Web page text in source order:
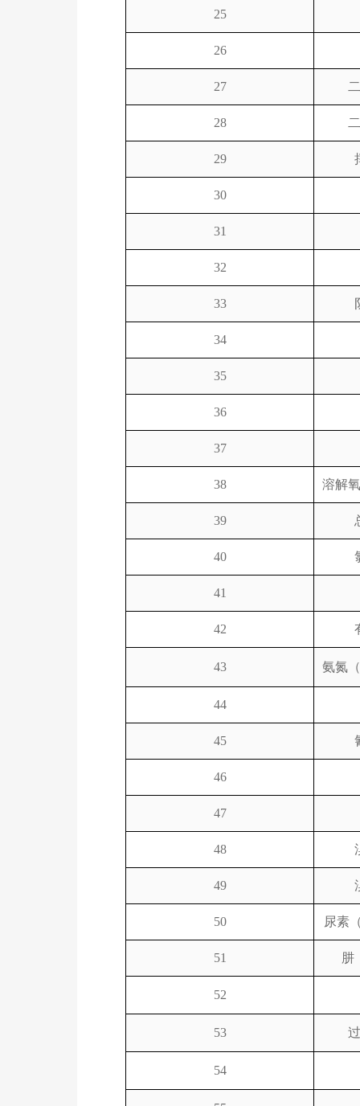
25
26
27
28
29
30
31
32
33
34
35
36
37
38 溶解氧
39
40
41
42
43 氨氮
44
45
46
47
48
49
50 尿素
51 肼
52
53
54